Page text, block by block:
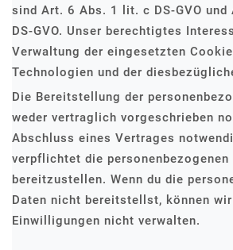
sind Art. 6 Abs. 1 lit. c DS-GVO
DS-GVO. Unser berechtigtes
Verwaltung der eingesetzten
Technologien und der
Die Bereitstellung der
weder vertraglich vorgeschrieben
Abschluss eines Vertrages
verpflichtet die personenbezogenen
bereitzustellen. Wenn du die
Daten nicht bereitstellst, können
Einwilligungen nicht verwalten.